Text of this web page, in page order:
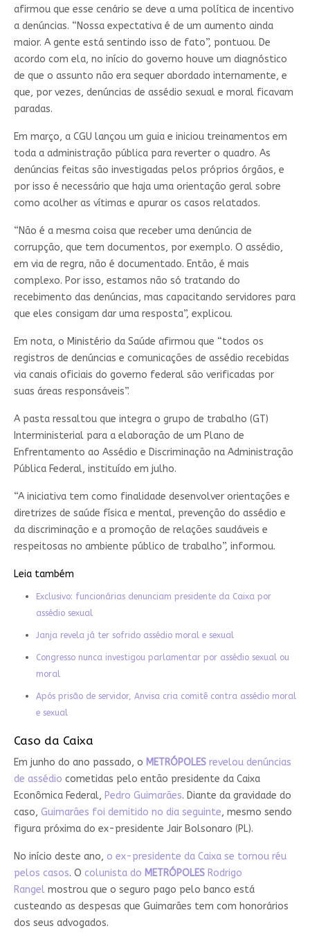
afirmou que esse cenário se deve a uma política de incentivo
a denúncias. “Nossa expectativa é de um aumento ainda
maior. A gente está sentindo isso de fato”, pontuou. De
acordo com ela, no início do governo houve um diagnóstico
de que o assunto não era sequer abordado internamente, e
que, por vezes, denúncias de assédio sexual e moral ficavam
paradas.
Em março, a CGU lançou um guia e iniciou treinamentos em
toda a administração pública para reverter o quadro. As
denúncias feitas são investigadas pelos próprios órgãos, e
por isso é necessário que haja uma orientação geral sobre
como acolher as vítimas e apurar os casos relatados.
“Não é a mesma coisa que receber uma denúncia de
corrupção, que tem documentos, por exemplo. O assédio,
em via de regra, não é documentado. Então, é mais
complexo. Por isso, estamos não só tratando do
recebimento das denúncias, mas capacitando servidores para
que eles consigam dar uma resposta”, explicou.
Em nota, o Ministério da Saúde afirmou que “todos os
registros de denúncias e comunicações de assédio recebidas
via canais oficiais do governo federal são verificadas por
suas áreas responsáveis”.
A pasta ressaltou que integra o grupo de trabalho (GT)
Interministerial para a elaboração de um Plano de
Enfrentamento ao Assédio e Discriminação na Administração
Pública Federal, instituído em julho.
“A iniciativa tem como finalidade desenvolver orientações e
diretrizes de saúde física e mental, prevenção do assédio e
da discriminação e a promoção de relações saudáveis e
respeitosas no ambiente público de trabalho”, informou.
Leia também
Exclusivo: funcionárias denunciam presidente da Caixa por
assédio sexual
Janja revela já ter sofrido assédio moral e sexual
Congresso nunca investigou parlamentar por assédio sexual ou
moral
Após prisão de servidor, Anvisa cria comitê contra assédio moral
e sexual
Caso da Caixa
Em junho do ano passado, o METRÓPOLESrevelou denúncias
de assédio cometidas pelo então presidente da Caixa
Econômica Federal, Pedro Guimarães. Diante da gravidade do
caso, Guimarães foi demitido no dia seguinte, mesmo sendo
figura próxima do ex-presidente Jair Bolsonaro (PL).
No início deste ano, o ex-presidente da Caixa se tornou réu
pelos casos. O colunista do METRÓPOLESRodrigo
Rangelmostrou que o seguro pago pelo banco está
custeando as despesas que Guimarães tem com honorários
dos seus advogados.